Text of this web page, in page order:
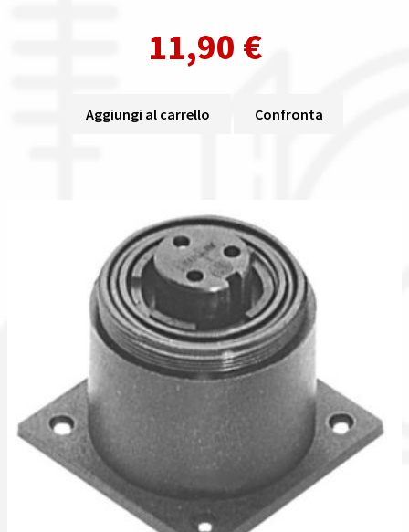
11,90 €
Aggiungi al carrello Confronta